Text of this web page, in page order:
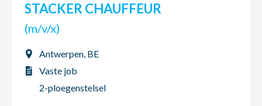
STACKER CHAUFFEUR
(m/v/x)
Antwerpen, BE
Vaste job
2-ploegenstelsel